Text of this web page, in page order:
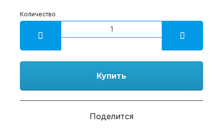
Количество
Купить
Поделится